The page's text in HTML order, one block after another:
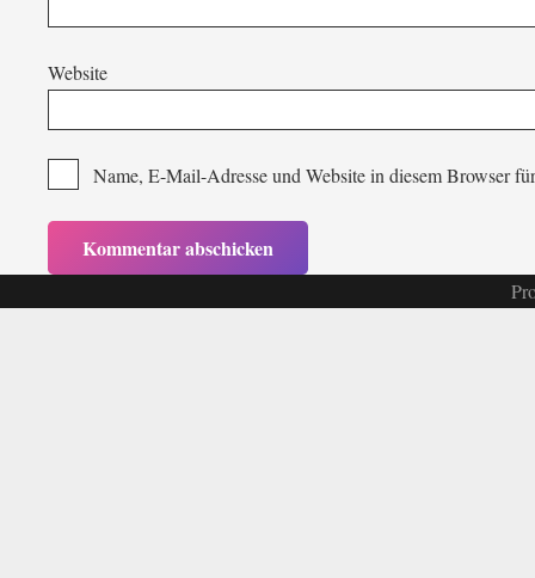
Website
Name, E-Mail-Adresse und Website in diesem Browser